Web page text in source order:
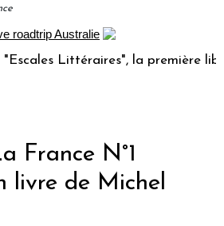
Littéraires", la première
France N°1
livre de Michel